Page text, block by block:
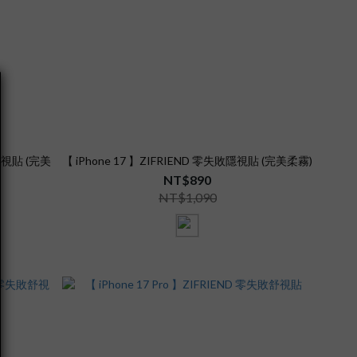
貼 (完美
【 iPhone 17 】ZIFRIEND 零失敗隱視貼 (完美柔霧)
NT$890
NT$1,090